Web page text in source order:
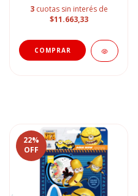
3 cuotas sin interés de
$11.663,33
22%
OFF